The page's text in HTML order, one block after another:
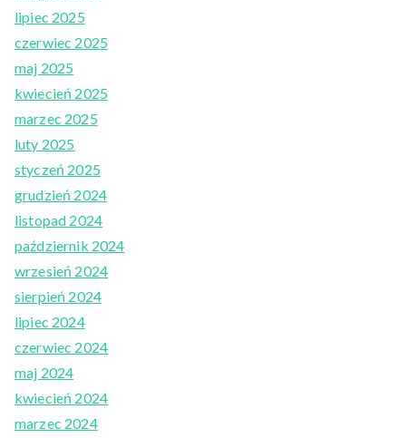
lipiec 2025
czerwiec 2025
maj 2025
kwiecień 2025
marzec 2025
luty 2025
styczeń 2025
grudzień 2024
listopad 2024
październik 2024
wrzesień 2024
sierpień 2024
lipiec 2024
czerwiec 2024
maj 2024
kwiecień 2024
marzec 2024